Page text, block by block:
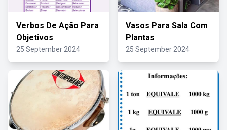
Verbos De Ação Para
Objetivos
25 September 2024
Vasos Para Sala Com
Plantas
25 September 2024